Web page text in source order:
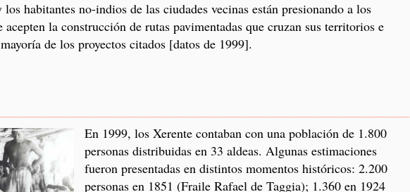
habitantes no-indios de las ciudades vecinas están presionando a los
acepten la construcción de rutas pavimentadas que cruzan sus territorios e
de los proyectos citados [datos de 1999].
En 1999, los Xerente contaban con una población de 1.800
personas distribuidas en 33 aldeas. Algunas estimaciones
fueron presentadas en distintos momentos históricos: 2.200
personas en 1851 (Fraile Rafael de Taggia); 1.360 en 1924